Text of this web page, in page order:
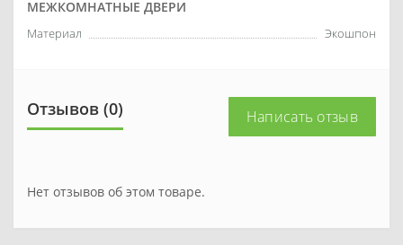
МЕЖКОМНАТНЫЕ ДВЕРИ
Материал Экошпон
Отзывов (0) Написать отзыв
Нет отзывов об этом товаре.